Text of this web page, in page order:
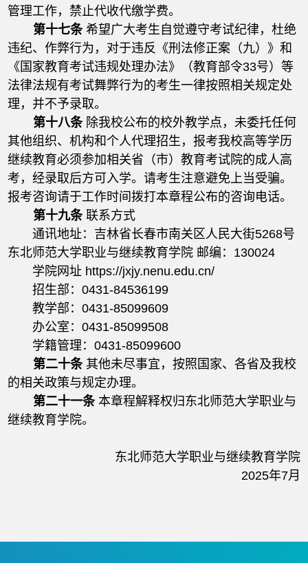
管理工作，禁止代收代缴学费。
第十七条 希望广大考生自觉遵守考试纪律，杜绝
违纪、作弊行为，对于违反《刑法修正案（九）》和
《国家教育考试违规处理办法》（教育部令33号）等
法律法规有考试舞弊行为的考生一律按照相关规定处
理，并不予录取。
第十八条 除我校公布的校外教学点，未委托任何
其他组织、机构和个人代理招生，报考我校高等学历
继续教育必须参加相关省（市）教育考试院的成人高
考，经录取后方可入学。请考生注意避免上当受骗。
报考咨询请于工作时间拨打本章程公布的咨询电话。
第十九条 联系方式
通讯地址：吉林省长春市南关区人民大街5268号
东北师范大学职业与继续教育学院 邮编：130024
学院网址 https://jxjy.nenu.edu.cn/
招生部：0431-84536199
教学部：0431-85099609
办公室：0431-85099508
学籍管理：0431-85099600
第二十条 其他未尽事宜，按照国家、各省及我校
的相关政策与规定办理。
第二十一条 本章程解释权归东北师范大学职业与
继续教育学院。
东北师范大学职业与继续教育学院
2025年7月